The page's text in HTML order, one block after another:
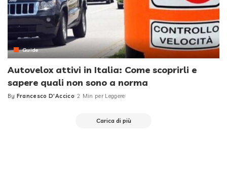
Guide
Autovelox attivi in Italia: Come scoprirli e
sapere quali non sono a norma
Posted
By Francesco D'Accico 2 Min per Leggere
Carica di più